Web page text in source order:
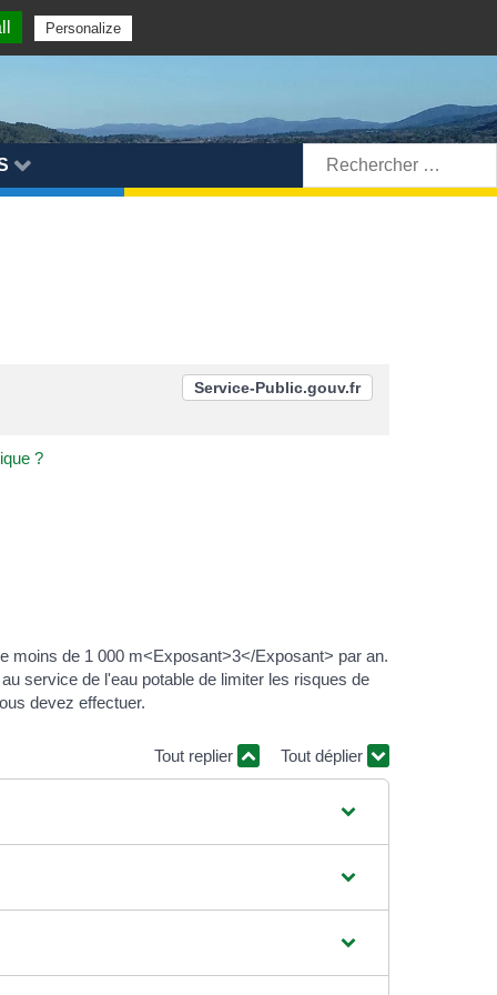
Rechercher:
Service-Public.gouv.fr
?
moins de 1 000 m<Exposant>3</Exposant> par an.
service de l'eau potable de limiter les risques de
devez effectuer.
Tout replier Tout déplier
Personalize